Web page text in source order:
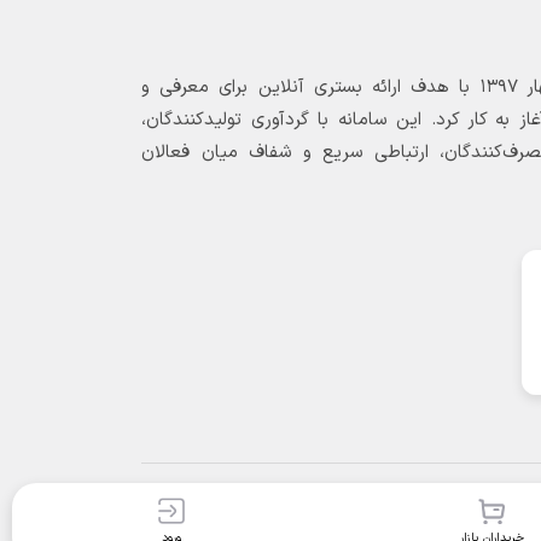
بازارگاه الکترونیکی فولاد ۲۴ از بهار ۱۳۹۷ با هدف ارائه بستری آنلاین برای معرفی و
کار کرد. این سامانه با گردآوری تولیدکنندگان،
ارتباطی سریع و شفاف میان فعالان